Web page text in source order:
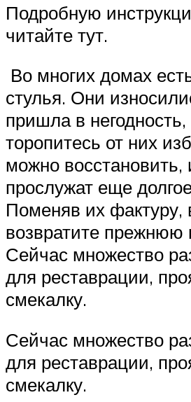
Подробную
читайте тут.
Во многих домах
стулья. Они
пришла в негодность,
торопитесь от них
можно восстановить,
прослужат еще
Поменяв их фактуру,
возвратите прежнюю
Сейчас множество
для реставрации,
смекалку.
Сейчас множество
для реставрации,
смекалку.